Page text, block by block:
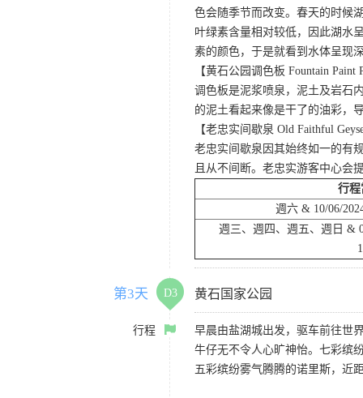
色会随季节而改变。春天的时候
叶绿素含量相对较低，因此湖水
素的颜色，于是就看到水体呈现
【黄石公园调色板 Fountain Paint
调色板是泥浆喷泉，泥土及岩石
的泥土看起来像是干了的油彩，
【老忠实间歇泉 Old Faithful
老忠实间歇泉因其始终如一的有
且从不间断。老忠实游客中心会
行程
週六 & 10/06/
週三、週四、週五、週日 &
第3天 D3 黄石国家公园
行程
早晨由盐湖城出发，驱车前往世
牛仔无不令人心旷神怡。七彩缤
五彩缤纷雾气腾腾的诺里斯，近